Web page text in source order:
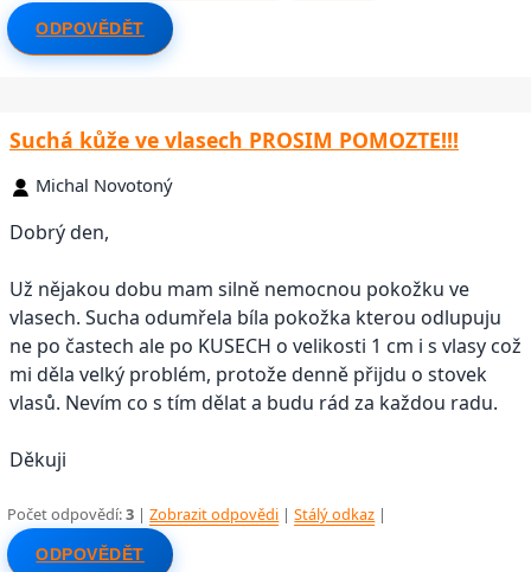
ODPOVĚDĚT
Suchá kůže ve vlasech PROSIM POMOZTE!!!
Michal Novotoný
Dobrý den,
Už nějakou dobu mam silně nemocnou pokožku ve
vlasech. Sucha odumřela bíla pokožka kterou odlupuju
ne po častech ale po KUSECH o velikosti 1 cm i s vlasy což
mi děla velký problém, protože denně přijdu o stovek
vlasů. Nevím co s tím dělat a budu rád za každou radu.
Děkuji
Počet odpovědí:3 |Zobrazit odpovědi |Stálý odkaz |
ODPOVĚDĚT